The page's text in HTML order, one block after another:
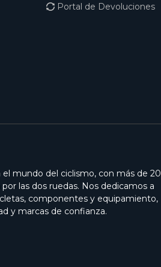
Portal de Devoluciones
el mundo del ciclismo, con más de 20
las dos ruedas. Nos dedicamos a
componentes y equipamiento,
y marcas de confianza.